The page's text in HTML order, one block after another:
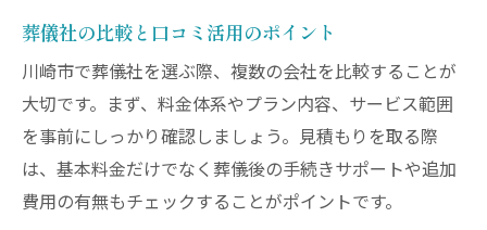
葬儀社の比較と口コミ活用のポイント
川崎市で葬儀社を選ぶ際、複数の会社を比較することが
大切です。まず、料金体系やプラン内容、サービス範囲
を事前にしっかり確認しましょう。見積もりを取る際
は、基本料金だけでなく葬儀後の手続きサポートや追加
費用の有無もチェックすることがポイントです。